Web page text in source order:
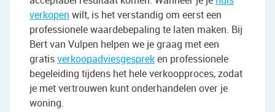
verkopen wilt, is het verstandig om eerst een
professionele waardebepaling te laten maken. Bij
Bert van Vulpen helpen we je graag met een
gratisverkoopadviesgespreken professionele
begeleiding tijdens het hele verkoopproces, zodat
je met vertrouwen kunt onderhandelen over je
woning.